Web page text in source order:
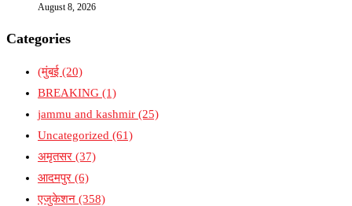
August 8, 2026
Categories
(मुंबई (20)
BREAKING (1)
jammu and kashmir (25)
Uncategorized (61)
अमृतसर (37)
आदमपुर (6)
एजुकेशन (358)